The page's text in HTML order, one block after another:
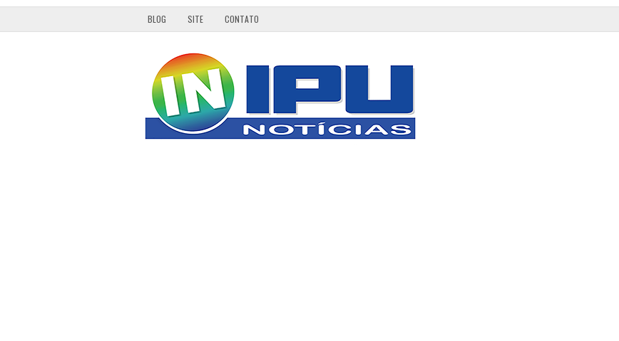
BLOG SITE CONTATO